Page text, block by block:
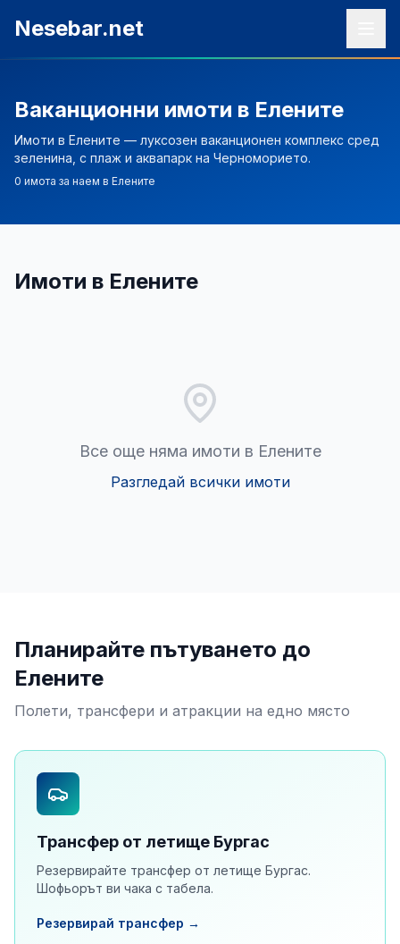
Nesebar.net
Ваканционни имоти в Елените
Имоти в Елените — луксозен ваканционен комплекс сред
зеленина, с плаж и аквапарк на Черноморието.
0 имота за наем в Елените
Имоти в Елените
Все още няма имоти в Елените
Разгледай всички имоти
Планирайте пътуването до
Елените
Полети, трансфери и атракции на едно място
Трансфер от летище Бургас
Резервирайте трансфер от летище Бургас.
Шофьорът ви чака с табела.
Резервирай трансфер →